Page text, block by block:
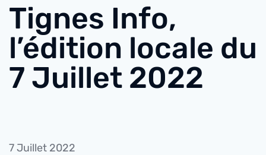
Tignes Info,
l’édition locale du
7 Juillet 2022
7 Juillet 2022